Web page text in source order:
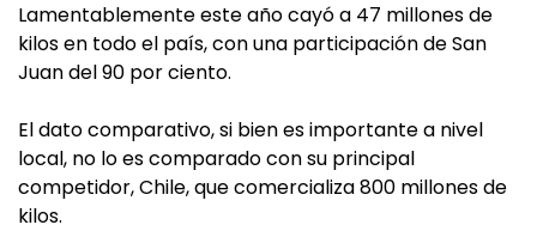
Lamentablemente este año cayó a 47 millones de
kilos en todo el país, con una participación de San
Juan del 90 por ciento.
El dato comparativo, si bien es importante a nivel
local, no lo es comparado con su principal
competidor, Chile, que comercializa 800 millones de
kilos.